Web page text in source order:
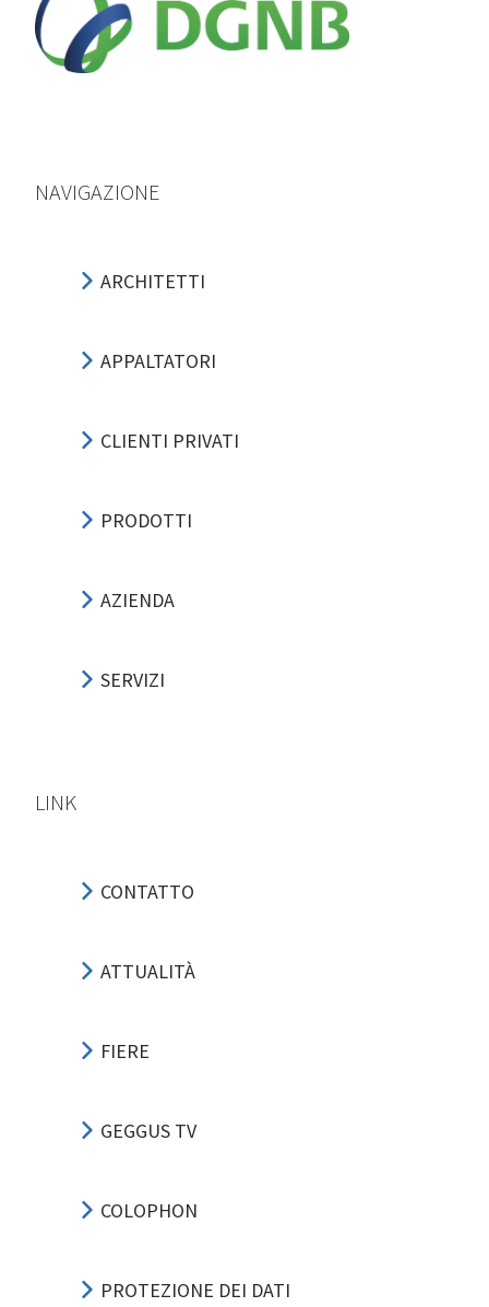
NAVIGAZIONE
ARCHITETTI
APPALTATORI
CLIENTI PRIVATI
PRODOTTI
AZIENDA
SERVIZI
LINK
CONTATTO
ATTUALITÀ
FIERE
GEGGUS TV
COLOPHON
PROTEZIONE DEI DATI